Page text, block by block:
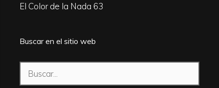
El Color de la Nada 63
Buscar en el sitio web
Buscar: